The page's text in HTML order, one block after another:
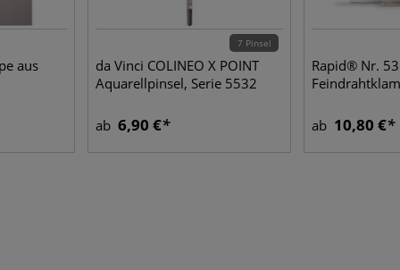
aus
7 Pinsel
da Vinci COLINEO X POINT
Aquarellpinsel, Serie 5532
ab 6,90 €
Rapid® Nr. 53
ab 10,80 €